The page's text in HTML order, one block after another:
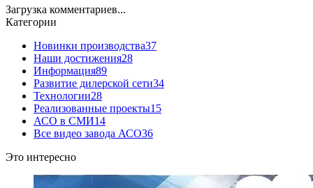
Загрузка комментариев...
Категории
Новинки производства37
Наши достижения28
Информация89
Развитие дилерской сети34
Технологии28
Реализованные проекты15
АСО в СМИ14
Все видео завода АСО36
Это интересно